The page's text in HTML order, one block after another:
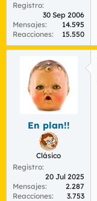
Registro
30 Sep 2006
Mensajes
14.595
Reacciones
15.550
En plan!!
Clásico
Registro
20 Jul 2025
Mensajes
2.287
Reacciones
3.753